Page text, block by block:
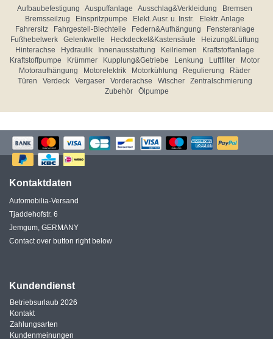
Aufbaubefestigung Auspuffanlage Ausschlag&Verkleidung
Bremsen
Bremsseilzug
Einspritzpumpe Elekt. Ausr. u. Instr.
Elektr. Anlage
Fahrersitz
Fahrgestell-Blechteile Federn&Aufhängung
Fensteranlage
Fußhebelwerk
Gelenkwelle Heckdeckel&Kastensäule
Heizung&Lüftung
Hinterachse
Hydraulik Innenausstattung Keilriemen
Kraftstoffanlage
Kraftstoffpumpe
Krümmer Kupplung&Getriebe Lenkung Luftfilter
Motor
Motoraufhängung
Motorelektrik Motorkühlung Regulierung
Räder
Türen
Verdeck Vergaser Vorderachse Wischer
Zentralschmierung
Zubehör
Ölpumpe
Kontaktdaten
Automobilia-Versand
Tjaddehofstr. 6
Jemgum, GERMANY
Contact over button right below
Kundendienst
Betriebsurlaub 2026
Kontakt
Zahlungsarten
Kundenmeinungen